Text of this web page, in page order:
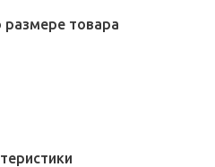
товара